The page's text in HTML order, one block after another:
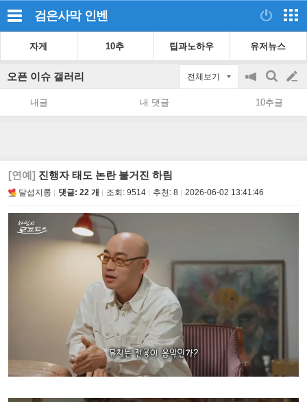
검은사막 인벤
자게 10추 팁과노하우 유저뉴스
오픈 이슈 갤러리 전체보기
공
지
on/off
검
색
글
쓰
내글 내 댓글 10추글
[연예] 진행자 태도 논란 불거진 하림
달섭지롱 댓글: 22 개 조회: 9514 추천: 8 2026-06-02 13:41:46